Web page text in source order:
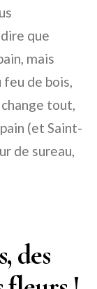
que
mais
de bois,
tout,
(et Saint-
de sureau,
des